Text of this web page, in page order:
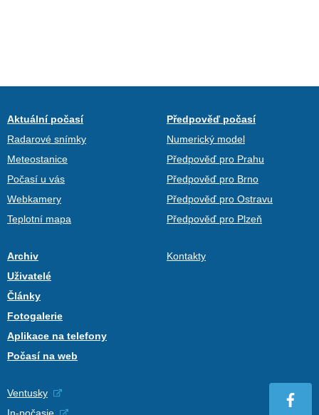
Aktuální počasí
Radarové snímky
Meteostanice
Počasí u vás
Webkamery
Teplotní mapa
Předpověď počasí
Numerický model
Předpověď pro Prahu
Předpověď pro Brno
Předpověď pro Ostravu
Předpověď pro Plzeň
Archiv
Uživatelé
Články
Fotogalerie
Aplikace na telefony
Počasí na web
Kontakty
Ventusky